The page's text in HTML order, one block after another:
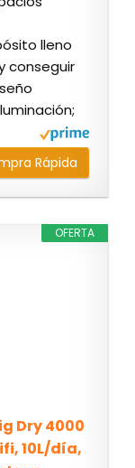
lleno
conseguir
Rápida
OFERTA
Dry 4000
10L/día,